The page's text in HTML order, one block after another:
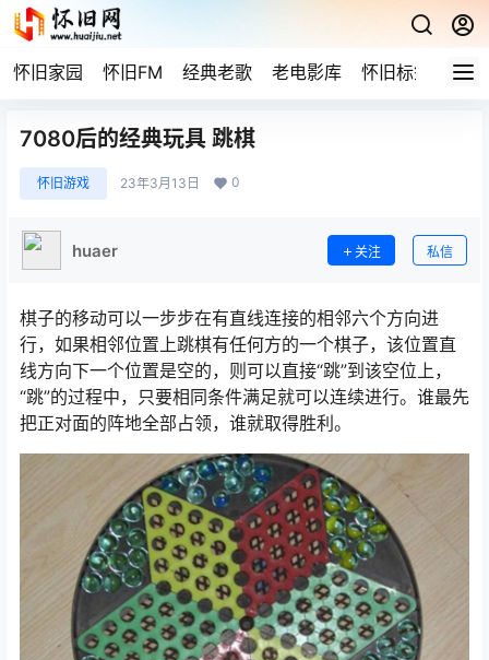
怀旧家园 怀旧FM 经典老歌 老电影库 怀旧标签 网
7080后的经典玩具 跳棋
怀旧游戏 23年3月13日 0
huaer 关注 私信
棋子的移动可以一步步在有直线连接的相邻六个方向进
行，如果相邻位置上跳棋有任何方的一个棋子，该位置直
线方向下一个位置是空的，则可以直接“跳”到该空位上，
“跳”的过程中，只要相同条件满足就可以连续进行。谁最先
把正对面的阵地全部占领，谁就取得胜利。